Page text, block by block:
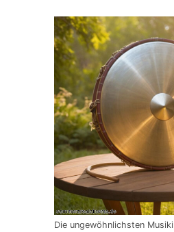
Die ungewöhnlichsten